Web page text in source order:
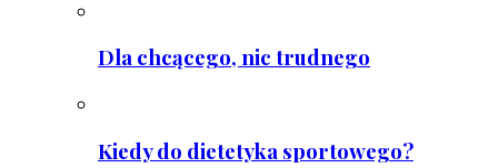
Dla chcącego, nic trudnego
Kiedy do dietetyka sportowego?